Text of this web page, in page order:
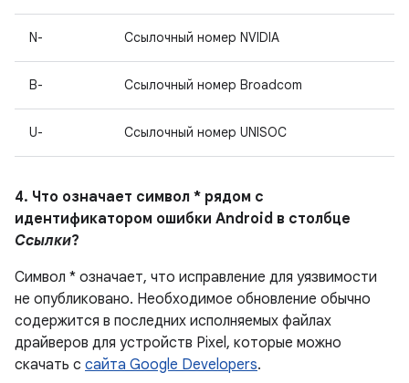
N- Ссылочный номер NVIDIA
B- Ссылочный номер Broadcom
U- Ссылочный номер UNISOC
4. Что означает символ * рядом с
идентификатором ошибки Android в столбце
Ссылки?
Символ * означает, что исправление для уязвимости
не опубликовано. Необходимое обновление обычно
содержится в последних исполняемых файлах
драйверов для устройств Pixel, которые можно
скачать с сайта Google Developers.